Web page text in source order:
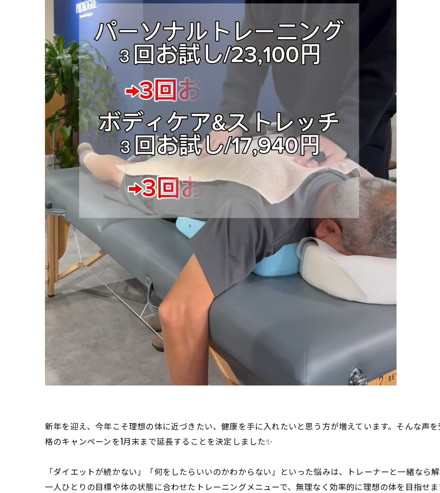
新年を迎え、今年こそ理想の体に近づきたい、健康を手に入れたいと思う方が増えています。そんな声
格のキャンペーンを1月末まで延長することを決定しました✨
「ダイエットが続かない」「何をしたらいいのかわからない」といった悩みは、トレーナーと一緒なら
一人ひとりの目標や体の状態に合わせたトレーニングメニューで、無理なく効率的に理想の体を目指せ